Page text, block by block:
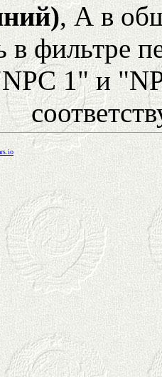
, А в
в фильтре
1" и